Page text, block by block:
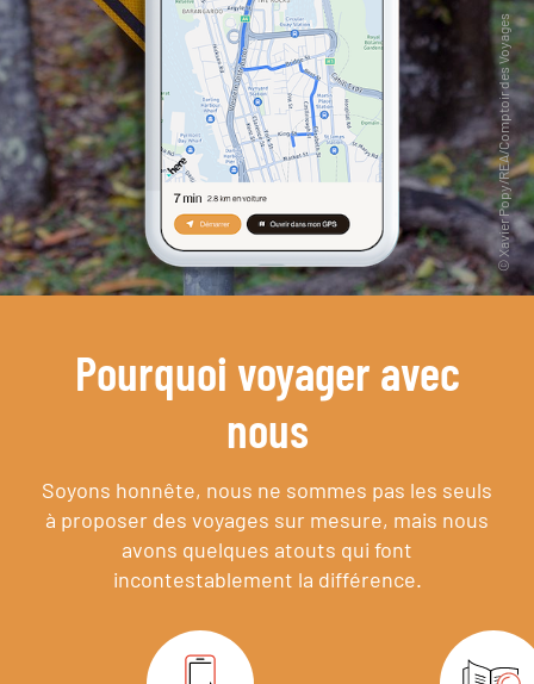
Pourquoi voyager avec
nous
Soyons honnête, nous ne sommes pas les seuls
à proposer des voyages sur mesure, mais nous
avons quelques atouts qui font
incontestablement la différence.